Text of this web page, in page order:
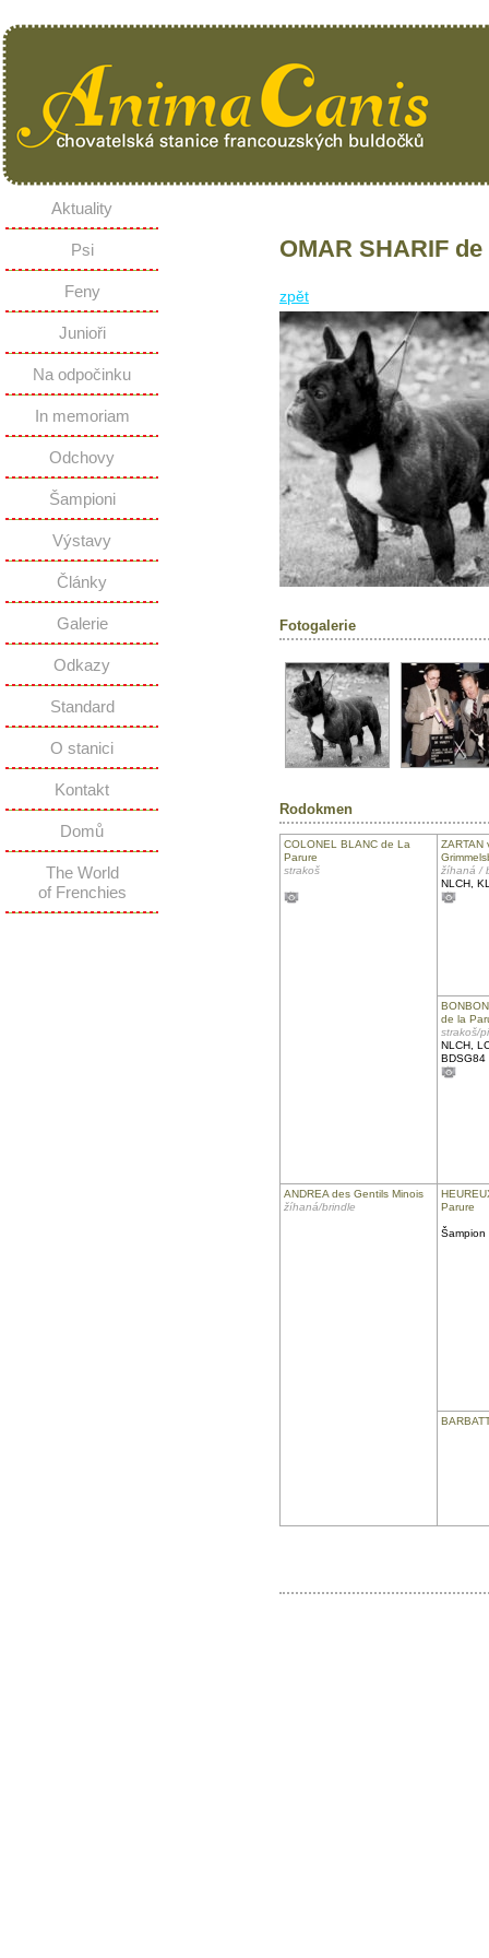
Aktuality
Psi
Feny
Junioři
Na odpočinku
In memoriam
Odchovy
Šampioni
Výstavy
Články
Galerie
Odkazy
Standard
O stanici
Kontakt
Domů
The World
of Frenchies
OMAR SHARIF
zpět
Fotogalerie
Rodokmen
COLONEL BLANC de La
Parure
strakoš
ZARTAN
žíhaná /
NLCH,
de la
strakoš/
NLCH,
BDSG84
ANDREA des Gentils Minois
žíhaná/brindle
Parure
Šampion